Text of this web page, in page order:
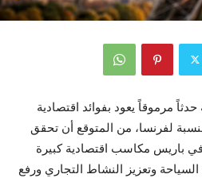
مرموقاً يعود بفوائد اقتصادية
لفرنسا، من المتوقع أن تحقق
دورة الألعاب الأولمبية 2024 في باريس مكاسب اقتصادية كبيرة
وتعزيز النشاط التجاري ورفع